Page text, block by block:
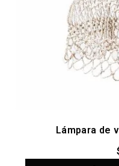
Lámpara de